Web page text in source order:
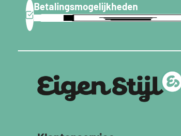
Betalingsmogelijkheden